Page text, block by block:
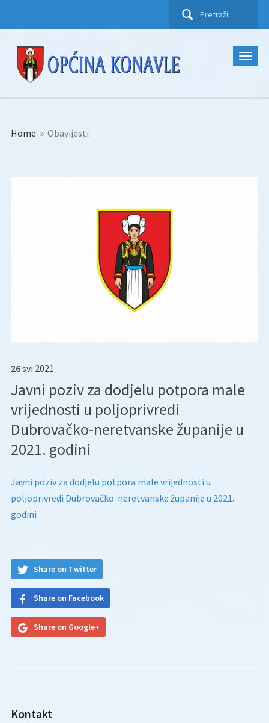
Pretraži:
Home » Obavijesti
26svi 2021
Javni poziv za dodjelu potpora male
vrijednosti u poljoprivredi
Dubrovačko-neretvanske županije u
2021. godini
Javni poziv za dodjelu potpora male vrijednosti u
poljoprivredi Dubrovačko-neretvanske županije u 2021.
godini
Share on Twitter
Share on Facebook
Share on Google+
Kontakt